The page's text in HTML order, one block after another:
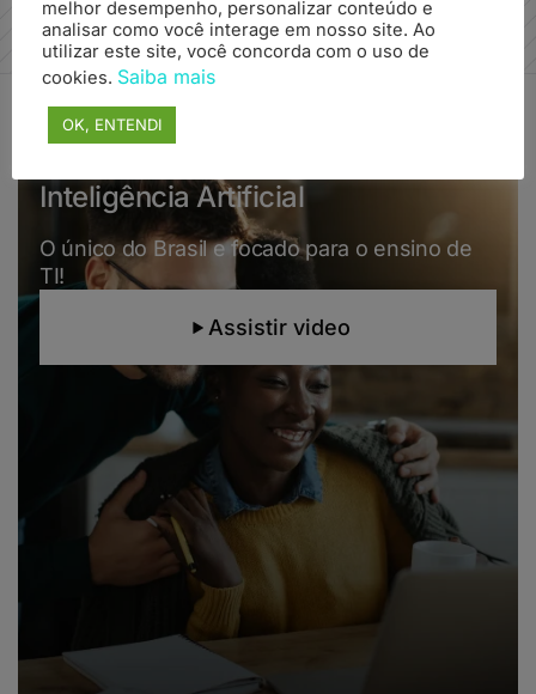
Inteligência Artificial
O único do Brasil e focado para o ensino de
TI!
Assistir video
melhor desempenho, personalizar conteúdo e
analisar como você interage em nosso site. Ao
utilizar este site, você concorda com o uso de
cookies. Saiba mais
OK, ENTENDI